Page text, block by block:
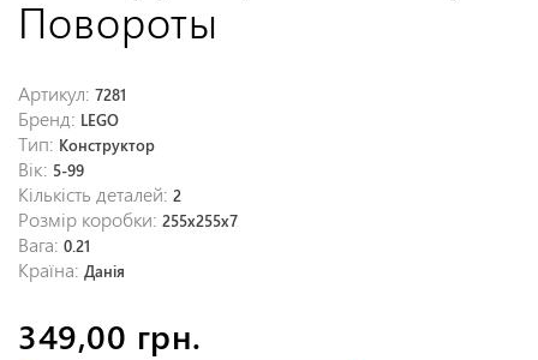
Повороты
Артикул: 7281
Бренд: LEGO
Тип: Конструктор
Вік: 5-99
Кількість деталей: 2
Розмір коробки: 255x255x7
Вага: 0.21
Країна: Данія
349,00 грн.